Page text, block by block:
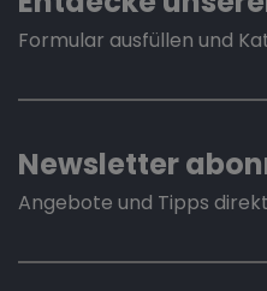
Formular ausfüllen und
Newsletter
Angebote und Tipps